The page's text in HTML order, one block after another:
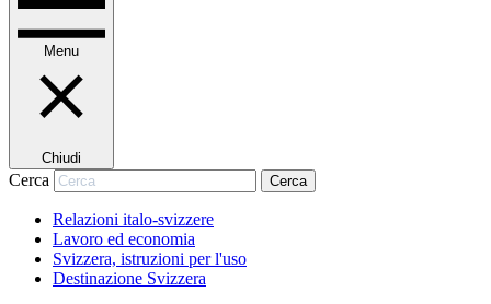
Menu
Chiudi
Cerca Cerca
Relazioni italo-svizzere
Lavoro ed economia
Svizzera, istruzioni per l'uso
Destinazione Svizzera